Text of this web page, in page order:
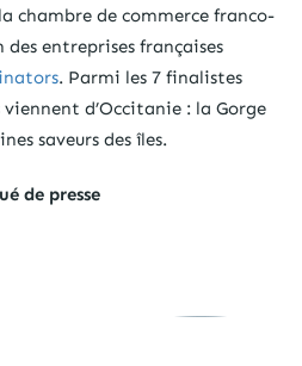
chambre de commerce franco-
entreprises françaises
. Parmi les 7 finalistes
d’Occitanie : la Gorge
saveurs des îles.
de presse